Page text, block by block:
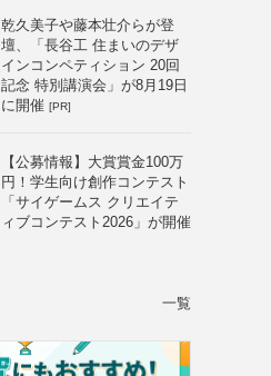
乾久美子や藤本壮介らが登
壇、「長谷工 住まいのデザ
インコンペティション 20回
記念 特別講演会」が8月19日
に開催 [PR]
【公募情報】大賞賞金100万
円！学生向け創作コンテスト
「サイゲームス クリエイテ
ィブコンテスト2026」が開催
一覧